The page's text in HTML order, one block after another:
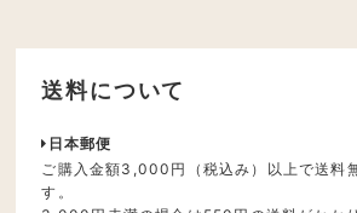
送料について
日本郵便
ご購入金額3,000円（税込み）以上で送料
す。